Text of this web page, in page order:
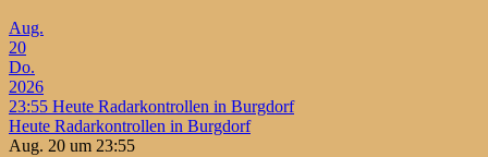
Aug.
20
Do.
2026
23:55 Heute Radarkontrollen in Burgdorf
Heute Radarkontrollen in Burgdorf
Aug. 20 um 23:55